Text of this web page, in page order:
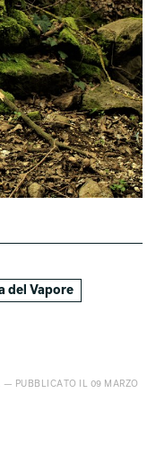
del Vapore
— PUBBLICATO IL 09 MARZO